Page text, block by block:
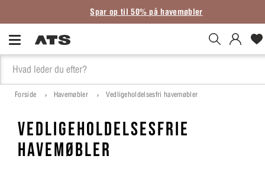
Spar op til 50% på havemøbler
Forside Havemøbler Vedligeholdelsesfri havemøbler
VEDLIGEHOLDELSESFRIE
HAVEMØBLER